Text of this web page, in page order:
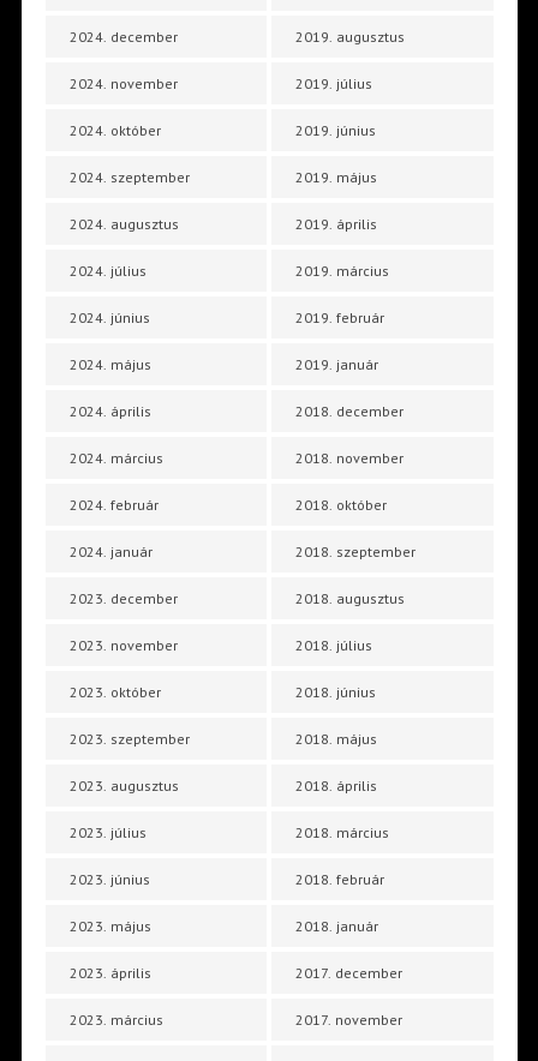
2024. december
2024. november
2024. október
2024. szeptember
2024. augusztus
2024. július
2024. június
2024. május
2024. április
2024. március
2024. február
2024. január
2023. december
2023. november
2023. október
2023. szeptember
2023. augusztus
2023. július
2023. június
2023. május
2023. április
2023. március
2019. augusztus
2019. július
2019. június
2019. május
2019. április
2019. március
2019. február
2019. január
2018. december
2018. november
2018. október
2018. szeptember
2018. augusztus
2018. július
2018. június
2018. május
2018. április
2018. március
2018. február
2018. január
2017. december
2017. november